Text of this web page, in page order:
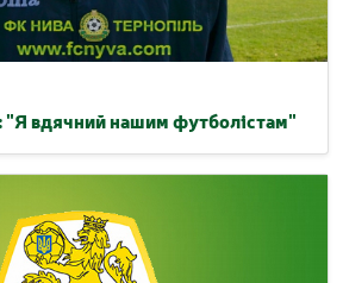
"Я вдячний нашим футболістам"